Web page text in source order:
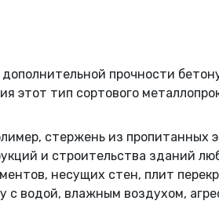
прочности
этот тип сортового
стержень из пропитанных
и строительства зданий
несущих стен, плит
с водой, влажным воздухом,